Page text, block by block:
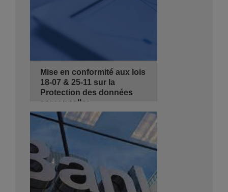
Mise en conformité aux lois
18-07 & 25-11 sur la
Protection des données
personnelles
06/10/2026
3 jours
de 08:30 - 14:00
Hyatt Regency Algiers
Se Pré-inscrire Détails